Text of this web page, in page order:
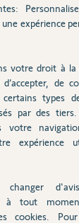
pro
au fil
https://
il y a plus de 2 ans
expérience
votre droit à
d’accepter, de
types
par des
votre
expérience
changer
à tout
cookies.